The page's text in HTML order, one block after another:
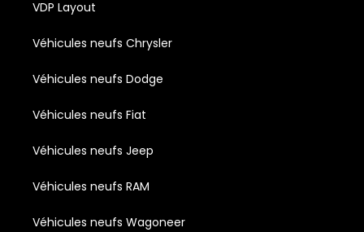
VDP Layout
Véhicules neufs Chrysler
Véhicules neufs Dodge
Véhicules neufs Fiat
Véhicules neufs Jeep
Véhicules neufs RAM
Véhicules neufs Wagoneer